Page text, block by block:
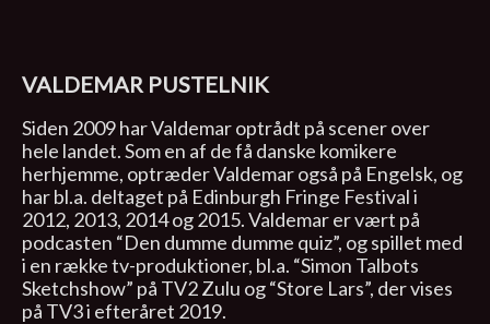
VALDEMAR PUSTELNIK
Siden 2009 har Valdemar optrådt på scener over
hele landet. Som en af de få danske komikere
herhjemme, optræder Valdemar også på Engelsk, og
har bl.a. deltaget på Edinburgh Fringe Festival i
2012, 2013, 2014 og 2015. Valdemar er vært på
podcasten “Den dumme dumme quiz”, og spillet med
i en række tv-produktioner, bl.a. “Simon Talbots
Sketchshow” på TV2 Zulu og “Store Lars”, der vises
på TV3 i efteråret 2019.